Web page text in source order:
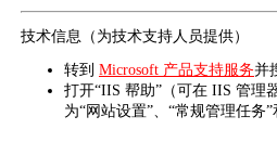
技术信息（为技术支持人员提供）
转到 Microsoft 产品支持服务并
打开“IIS 帮助”（可在 IIS 管理
为“网站设置”、“常规管理任务